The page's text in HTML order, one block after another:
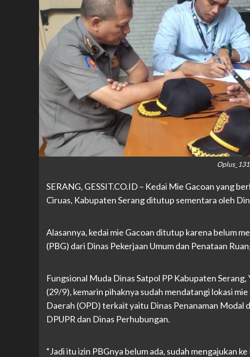
SERANG, GESSIT.CO.ID – Kedai Mie Gacoan yang
Ciruas, Kabupaten Serang ditutup sementara oleh
Alasannya, kedai mie Gacoan ditutup karena belum
(PBG) dari Dinas Pekerjaan Umum dan Penataan
Fungsional Muda Dinas Satpol PP Kabupaten
(29/9), kemarin pihaknya sudah mendatangi lokasi
Daerah (OPD) terkait yaitu Dinas Penanaman Modal
DPUPR dan Dinas Perhubungan.
“Jadi itu izin PBGnya belum ada, sudah mengajukan